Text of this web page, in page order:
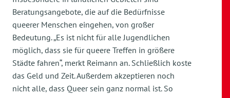
Beratungsangebote, die auf die Bedürfnisse
queerer Menschen eingehen, von großer
Bedeutung. „Es ist nicht für alle Jugendlichen
möglich, dass sie für queere Treffen in größere
Städte fahren“, merkt Reimann an. Schließlich koste
das Geld und Zeit. Außerdem akzeptieren noch
nicht alle, dass Queer sein ganz normal ist. So